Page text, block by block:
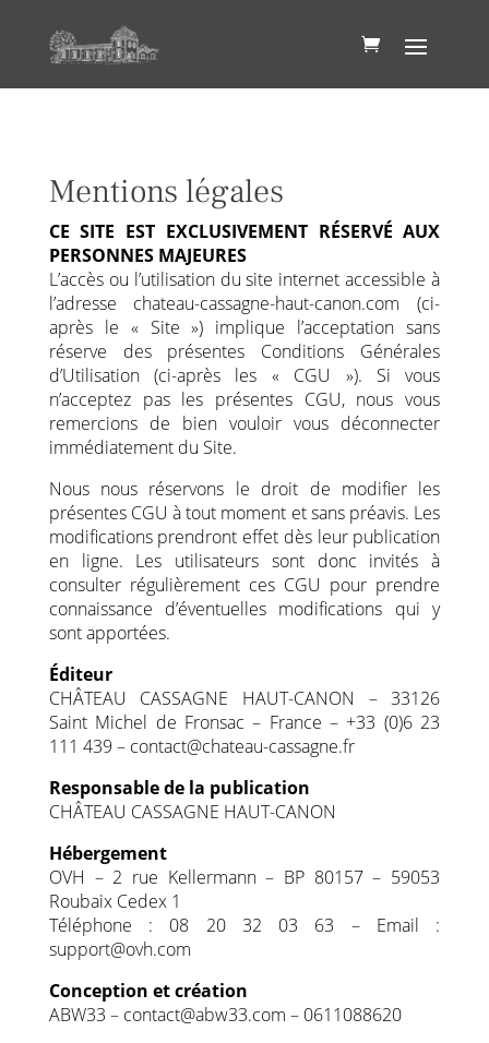
Mentions légales
CE SITE EST EXCLUSIVEMENT RÉSERVÉ AUX
PERSONNES MAJEURES
L’accès ou l’utilisation du site internet accessible à
l’adresse chateau-cassagne-haut-canon.com (ci-
après le « Site ») implique l’acceptation sans
réserve des présentes Conditions Générales
d’Utilisation (ci-après les « CGU »). Si vous
n’acceptez pas les présentes CGU, nous vous
remercions de bien vouloir vous déconnecter
immédiatement du Site.
Nous nous réservons le droit de modifier les
présentes CGU à tout moment et sans préavis. Les
modifications prendront effet dès leur publication
en ligne. Les utilisateurs sont donc invités à
consulter régulièrement ces CGU pour prendre
connaissance d’éventuelles modifications qui y
sont apportées.
Éditeur
CHÂTEAU CASSAGNE HAUT-CANON – 33126
Saint Michel de Fronsac – France – +33 (0)6 23
111 439 – contact@chateau-cassagne.fr
Responsable de la publication
CHÂTEAU CASSAGNE HAUT-CANON
Hébergement
OVH – 2 rue Kellermann – BP 80157 – 59053
Roubaix Cedex 1
Téléphone : 08 20 32 03 63 – Email :
support@ovh.com
Conception et création
ABW33 – contact@abw33.com – 0611088620